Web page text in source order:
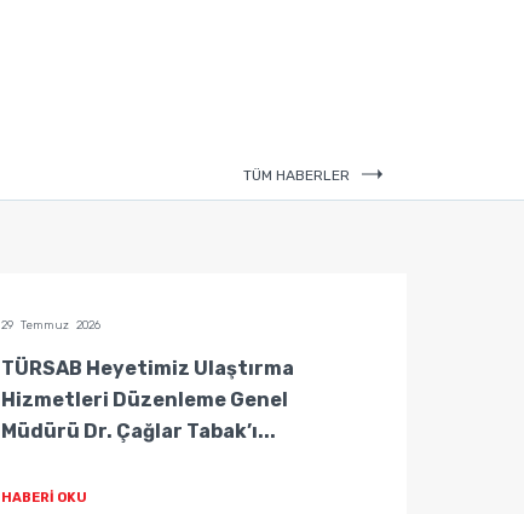
TÜM HABERLER
29 Temmuz 2026
TÜRSAB Heyetimiz Ulaştırma
Hizmetleri Düzenleme Genel
Müdürü Dr. Çağlar Tabak’ı...
HABERİ OKU